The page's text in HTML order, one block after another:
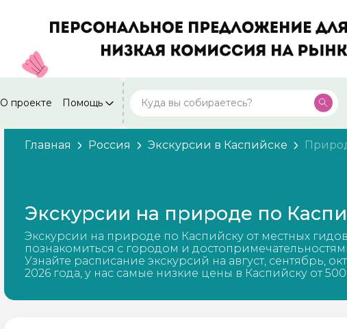
О проекте Помощь
Москва
Россия
Россия
Калининград
Россия
28 экскурсий
Кисловодск
Россия
20 экскурсий
Дербент
Посмотреть все города
Главная Россия Экскурсии в Каспийске
Экскурсии на природе по
Экскурсии на природе по Каспийску от местных
познакомиться с городом и
Узнайте расписание экскурсий на август, сентябрь,
2026 года, у нас самые низкие цены в Каспийску от